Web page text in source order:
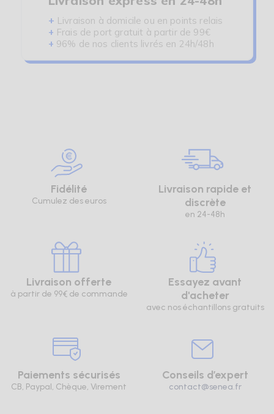
Il est temps de renouveler votre garde-robe avec
des pièces qui s'accordent parfaitement à vos
exigences de confort et de chaleur. Explorez dès
vêtements chauds sur Senea.fr, et choisissez les
+ Livraison à domicile ou en points relais
+ Frais de port gratuit à partir de 99€
+ 96% de nos clients livrés en 24h/48h
Fidélité
Cumulez des euros
Livraison rapide et
discrète
en 24-48h
Livraison offerte
à partir de 99€ de commande
Essayez avant
d'acheter
avec nos échantillons gratuits
Paiements sécurisés
CB, Paypal, Chèque, Virement
Conseils d’expert
contact@senea.fr